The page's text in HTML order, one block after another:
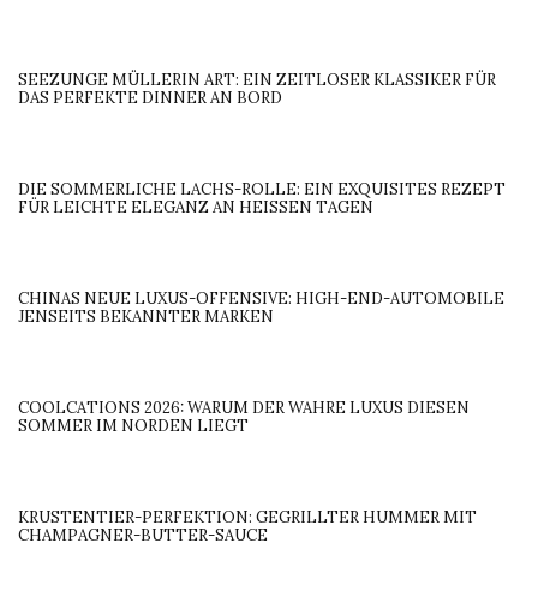
SEEZUNGE MÜLLERIN ART: EIN ZEITLOSER KLASSIKER FÜR
DAS PERFEKTE DINNER AN BORD
DIE SOMMERLICHE LACHS-ROLLE: EIN EXQUISITES REZEPT
FÜR LEICHTE ELEGANZ AN HEISSEN TAGEN
CHINAS NEUE LUXUS-OFFENSIVE: HIGH-END-AUTOMOBILE
JENSEITS BEKANNTER MARKEN
COOLCATIONS 2026: WARUM DER WAHRE LUXUS DIESEN
SOMMER IM NORDEN LIEGT
KRUSTENTIER-PERFEKTION: GEGRILLTER HUMMER MIT
CHAMPAGNER-BUTTER-SAUCE